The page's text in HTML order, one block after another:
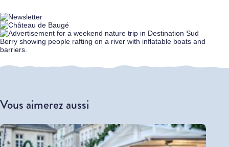
Vous aimerez aussi